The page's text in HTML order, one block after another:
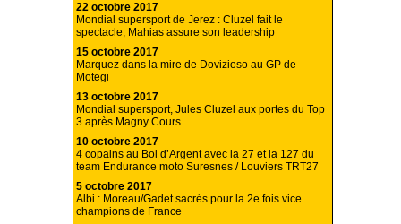
22 octobre 2017
Mondial supersport de Jerez : Cluzel fait le
spectacle, Mahias assure son leadership
15 octobre 2017
Marquez dans la mire de Dovizioso au GP de
Motegi
13 octobre 2017
Mondial supersport, Jules Cluzel aux portes du Top
3 après Magny Cours
10 octobre 2017
4 copains au Bol d’Argent avec la 27 et la 127 du
team Endurance moto Suresnes / Louviers TRT27
5 octobre 2017
Albi : Moreau/Gadet sacrés pour la 2e fois vice
champions de France